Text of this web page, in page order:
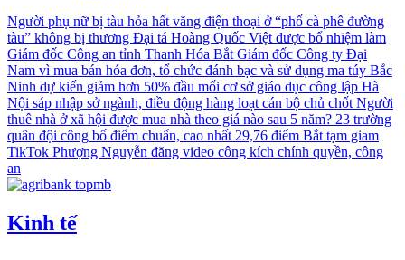
Người phụ nữ bị tàu hỏa hất văng điện thoại ở “phố cà phê đường
tàu” không bị thương Đại tá Hoàng Quốc Việt được bổ nhiệm làm
Giám đốc Công an tỉnh Thanh Hóa Bắt Giám đốc Công ty Đại
Nam vì mua bán hóa đơn, tổ chức đánh bạc và sử dụng ma túy Bắc
Ninh dự kiến giảm hơn 50% đầu mối cơ sở giáo dục công lập Hà
Nội sáp nhập sở ngành, điều động hàng loạt cán bộ chủ chốtNgười
thuê nhà ở xã hội được mua nhà theo giá nào sau 5 năm? 23 trường
quân đội công bố điểm chuẩn, cao nhất 29,76 điểm Bắt tạm giam
TikTok Phượng Nguyễn đăng video công kích chính quyền, công
an
Kinh tế